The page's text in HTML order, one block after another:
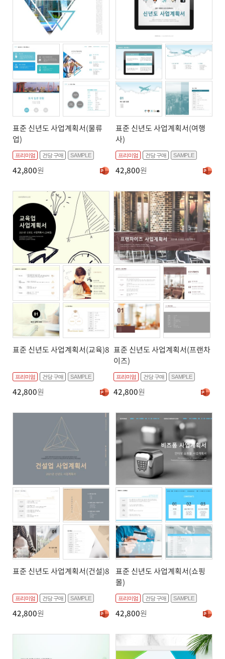
표준 신년도 사업계획서(물류
업)
프리미엄 건당 구매 SAMPLE
42,800원
표준 신년도 사업계획서(여행
사)
프리미엄 건당 구매 SAMPLE
42,800원
표준 신년도 사업계획서(교육)8
프리미엄 건당 구매 SAMPLE
42,800원
표준 신년도 사업계획서(프랜차
이즈)
프리미엄 건당 구매 SAMPLE
42,800원
표준 신년도 사업계획서(건설)8
프리미엄 건당 구매 SAMPLE
42,800원
표준 신년도 사업계획서(쇼핑
몰)
프리미엄 건당 구매 SAMPLE
42,800원